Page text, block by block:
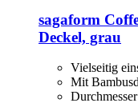
sagaform
Deckel, grau
Vielseitig
Mit